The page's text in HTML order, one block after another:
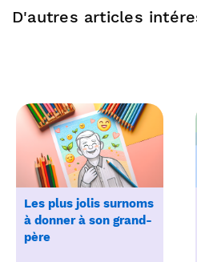
D'autres articles
Les plus jolis surnoms
à donner à son grand-
père